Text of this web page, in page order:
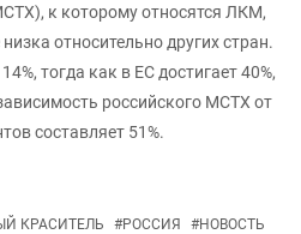
к которому относятся ЛКМ,
относительно других стран.
тогда как в ЕС достигает 40%,
российского МСТХ от
составляет 51%.
КРАСИТЕЛЬ #РОССИЯ #НОВОСТЬ